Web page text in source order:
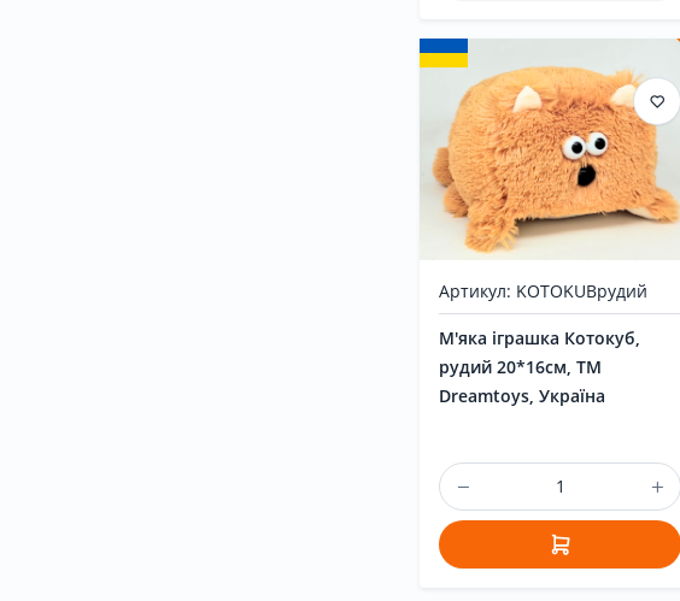
Артикул: KOTOKUBрудий
М'яка іграшка Котокуб,
рудий 20*16см, ТМ
Dreamtoys, Україна